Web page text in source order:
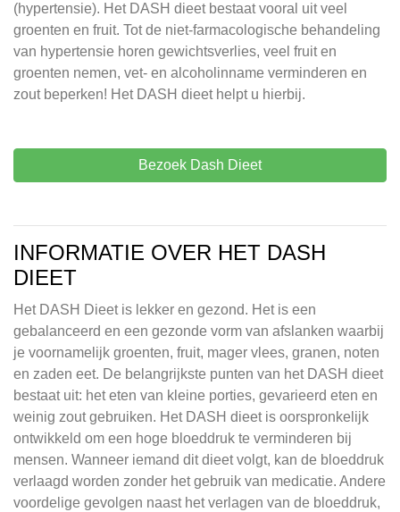
(hypertensie). Het DASH dieet bestaat vooral uit veel
groenten en fruit. Tot de niet-farmacologische behandeling
van hypertensie horen gewichtsverlies, veel fruit en
groenten nemen, vet- en alcoholinname verminderen en
zout beperken! Het DASH dieet helpt u hierbij.
Bezoek Dash Dieet
INFORMATIE OVER HET DASH
DIEET
Het DASH Dieet is lekker en gezond. Het is een
gebalanceerd en een gezonde vorm van afslanken waarbij
je voornamelijk groenten, fruit, mager vlees, granen, noten
en zaden eet. De belangrijkste punten van het DASH dieet
bestaat uit: het eten van kleine porties, gevarieerd eten en
weinig zout gebruiken. Het DASH dieet is oorspronkelijk
ontwikkeld om een hoge bloeddruk te verminderen bij
mensen. Wanneer iemand dit dieet volgt, kan de bloeddruk
verlaagd worden zonder het gebruik van medicatie. Andere
voordelige gevolgen naast het verlagen van de bloeddruk,